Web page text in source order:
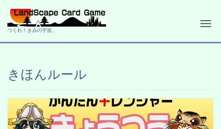
つくれ！きみの宇宙。
きほんルール